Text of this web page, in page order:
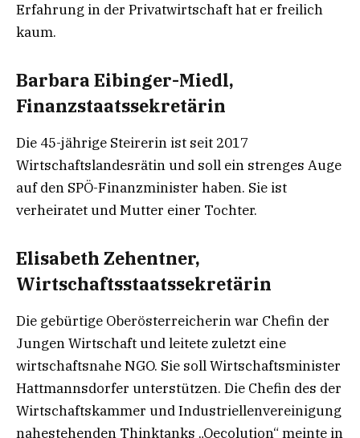
Erfahrung in der Privatwirtschaft hat er freilich
kaum.
Barbara Eibinger-Miedl,
Finanzstaatssekretärin
Die 45-jährige Steirerin ist seit 2017
Wirtschaftslandesrätin und soll ein strenges Auge
auf den SPÖ-Finanzminister haben. Sie ist
verheiratet und Mutter einer Tochter.
Elisabeth Zehentner,
Wirtschaftsstaatssekretärin
Die gebürtige Oberösterreicherin war Chefin der
Jungen Wirtschaft und leitete zuletzt eine
wirtschaftsnahe NGO. Sie soll Wirtschaftsminister
Hattmannsdorfer unterstützen. Die Chefin des der
Wirtschaftskammer und Industriellenvereinigung
nahestehenden Thinktanks „Oecolution“ meinte in